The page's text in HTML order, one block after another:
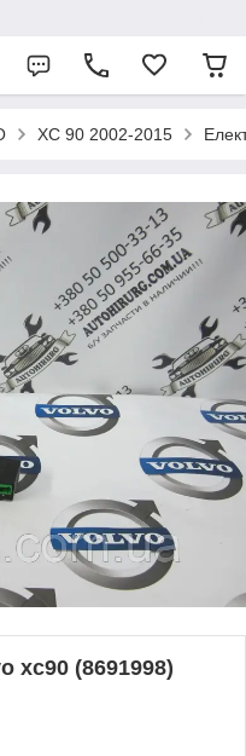
XC 90 2002-2015
xc90 (8691998)